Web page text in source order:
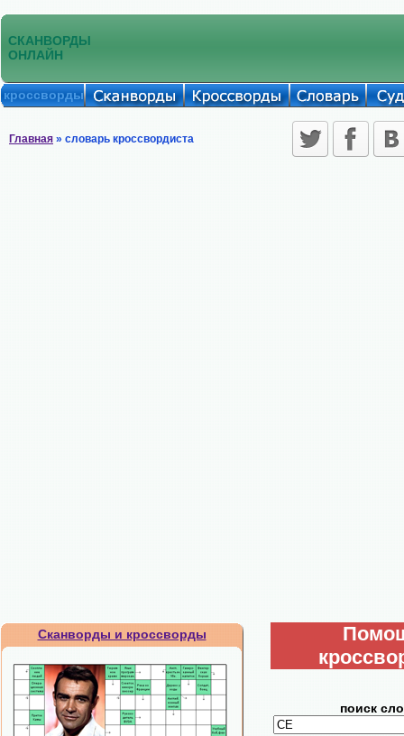
СКАНВОРДЫ
ОНЛАЙН
кроссворды
Главная » словарь кроссвордиста
Сканворды и кроссворды
поиск